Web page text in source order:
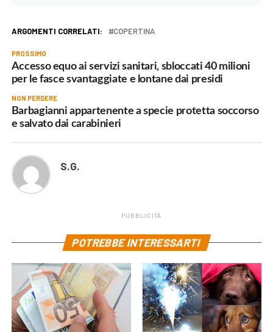
ARGOMENTI CORRELATI: COPERTINA
PROSSIMO
Accesso equo ai servizi sanitari, sbloccati 40 milioni
per le fasce svantaggiate e lontane dai presidi
NON PERDERE
Barbagianni appartenente a specie protetta soccorso
e salvato dai carabinieri
S.G.
PUBBLICITÀ
POTREBBE INTERESSARTI